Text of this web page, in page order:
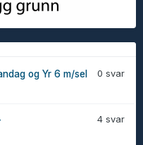
0 svar
og Yr 6 m/sel
4 svar